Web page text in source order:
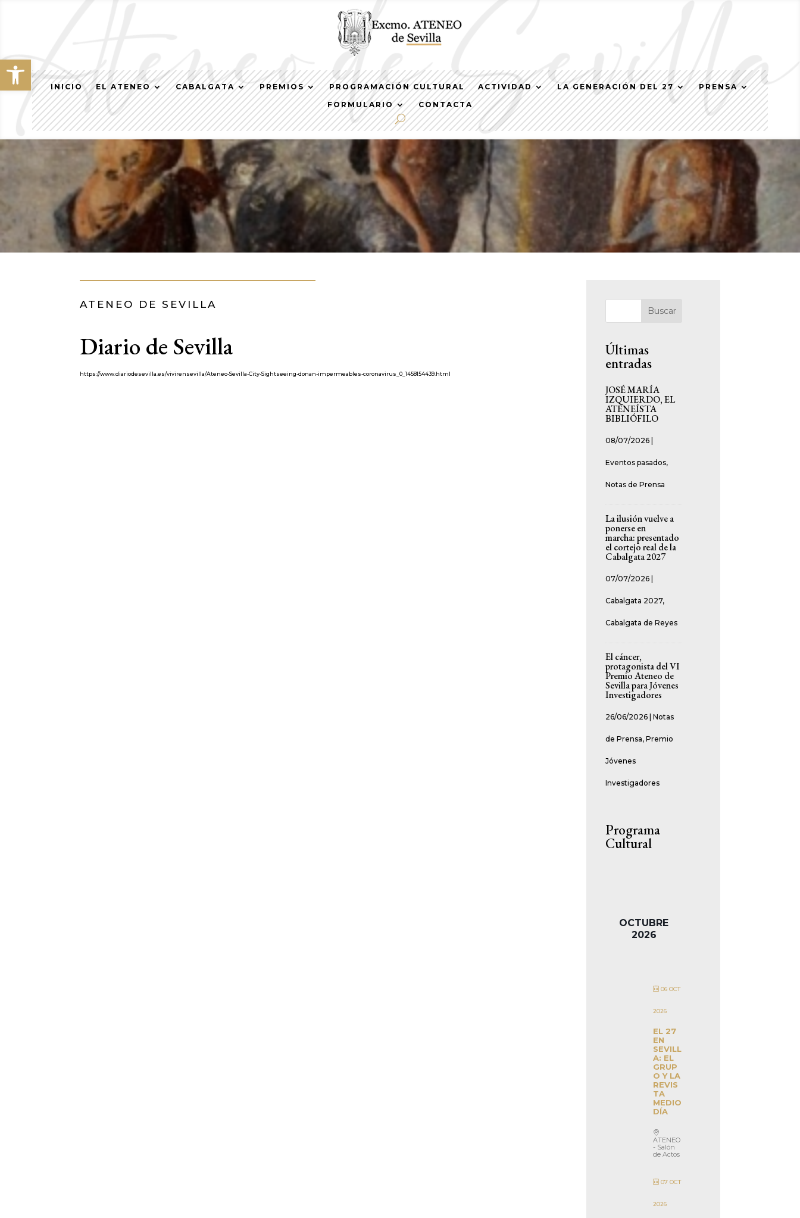
Abrir barra de herramientas
INICIO EL ATENEO CABALGATA PREMIOS PROGRAMACIÓN CULTURAL ACTIVIDAD LA GENERACIÓN DEL 27
PRENSA
FORMULARIO
CONTACTA
ATENEO DE SEVILLA
Diario de Sevilla
https://www.diariodesevilla.es/vivirensevilla/Ateneo-Sevilla-City-Sightseeing-donan-impermeables-coronavirus_0_1458154439.html
Buscar
Últimas
entradas
JOSÉ MARÍA
IZQUIERDO, EL
ATENEÍSTA
BIBLIÓFILO
08/07/2026
Eventos pasados,
Notas de Prensa
La ilusión vuelve a
ponerse en
marcha: presentado
el cortejo real de la
Cabalgata 2027
07/07/2026
Cabalgata 2027,
Cabalgata de Reyes
El cáncer,
protagonista del VI
Premio Ateneo de
Sevilla para Jóvenes
Investigadores
26/06/2026 |Notas
de Prensa,Premio
Jóvenes
Investigadores
Programa
Cultural
OCTUBRE
2026
06 OCT
2026
EL 27
EN
SEVILL
A: EL
GRUP
O Y LA
REVIS
TA
MEDIO
DÍA
ATENEO
- Salón
de Actos
07 OCT
2026